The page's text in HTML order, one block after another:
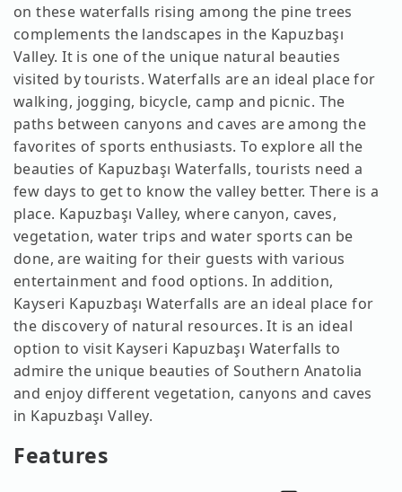
on these waterfalls rising among the pine trees
complements the landscapes in the Kapuzbaşı
Valley. It is one of the unique natural beauties
visited by tourists. Waterfalls are an ideal place for
walking, jogging, bicycle, camp and picnic. The
paths between canyons and caves are among the
favorites of sports enthusiasts. To explore all the
beauties of Kapuzbaşı Waterfalls, tourists need a
few days to get to know the valley better. There is a
place. Kapuzbaşı Valley, where canyon, caves,
vegetation, water trips and water sports can be
done, are waiting for their guests with various
entertainment and food options. In addition,
Kayseri Kapuzbaşı Waterfalls are an ideal place for
the discovery of natural resources. It is an ideal
option to visit Kayseri Kapuzbaşı Waterfalls to
admire the unique beauties of Southern Anatolia
and enjoy different vegetation, canyons and caves
in Kapuzbaşı Valley.
Features